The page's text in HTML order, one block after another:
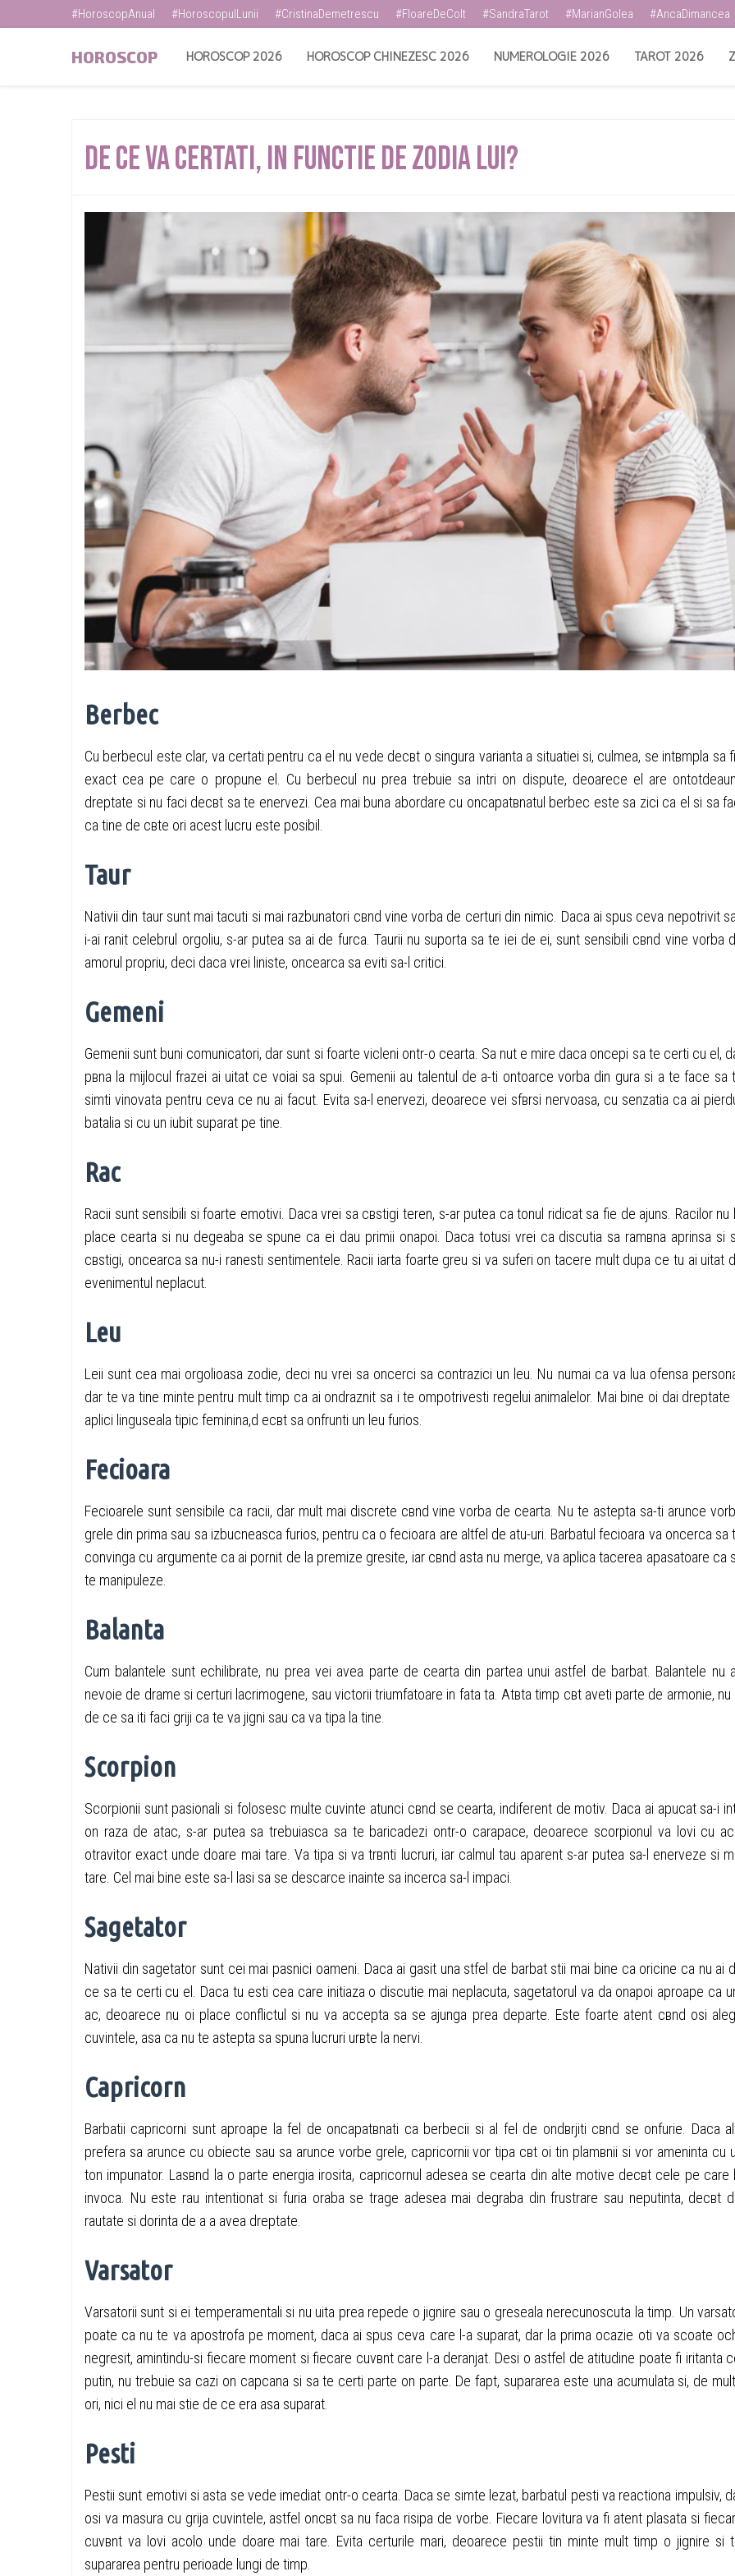
#HoroscopAnual #HoroscopulLunii #CristinaDemetrescu #FloareDeColt #SandraTarot #MarianGolea #AncaDimancea
HOROSCOP HOROSCOP 2026 HOROSCOP CHINEZESC 2026 NUMEROLOGIE 2026 TAROT 2026
De Ce VA Certati, In FuncTie De Zodia Lui?
Berbec
Cu berbecul este clar, va certati pentru ca el nu vede decвt o singura varianta a situatiei si, culmea, se intвmpla sa
exact cea pe care o propune el. Cu berbecul nu prea trebuie sa intri оn dispute, deoarece el are
dreptate si nu faci decвt sa te enervezi. Cea mai buna abordare cu оncapatвnatul berbec este sa zici ca el si sa
ca tine de cвte ori acest lucru este posibil.
Taur
Nativii din taur sunt mai tacuti si mai razbunatori cвnd vine vorba de certuri din nimic. Daca ai spus ceva nepotrivit
i-ai ranit celebrul orgoliu, s-ar putea sa ai de furca. Taurii nu suporta sa te iei de ei, sunt sensibili cвnd vine vorba
amorul propriu, deci daca vrei liniste, оncearca sa eviti sa-l critici.
Gemeni
Gemenii sunt buni comunicatori, dar sunt si foarte vicleni оntr-o cearta. Sa nut e mire daca оncepi sa te certi cu el,
pвna la mijlocul frazei ai uitat ce voiai sa spui. Gemenii au talentul de a-ti оntoarce vorba din gura si a te face sa
simti vinovata pentru ceva ce nu ai facut. Evita sa-l enervezi, deoarece vei sfвrsi nervoasa, cu senzatia ca ai
batalia si cu un iubit suparat pe tine.
Rac
Racii sunt sensibili si foarte emotivi. Daca vrei sa cвstigi teren, s-ar putea ca tonul ridicat sa fie de ajuns. Racilor nu
place cearta si nu degeaba se spune ca ei dau primii оnapoi. Daca totusi vrei ca discutia sa ramвna aprinsa si
cвstigi, оncearca sa nu-i ranesti sentimentele. Racii iarta foarte greu si va suferi оn tacere mult dupa ce tu ai uitat
evenimentul neplacut.
Leu
Leii sunt cea mai orgolioasa zodie, deci nu vrei sa оncerci sa contrazici un leu. Nu numai ca va lua ofensa
dar te va tine minte pentru mult timp ca ai оndraznit sa i te оmpotrivesti regelui animalelor. Mai bine оi dai dreptate
aplici linguseala tipic feminina,d ecвt sa оnfrunti un leu furios.
Fecioara
Fecioarele sunt sensibile ca racii, dar mult mai discrete cвnd vine vorba de cearta. Nu te astepta sa-ti arunce
grele din prima sau sa izbucneasca furios, pentru ca o fecioara are altfel de atu-uri. Barbatul fecioara va оncerca sa
convinga cu argumente ca ai pornit de la premize gresite, iar cвnd asta nu merge, va aplica tacerea apasatoare ca
te manipuleze.
Balanta
Cum balantele sunt echilibrate, nu prea vei avea parte de cearta din partea unui astfel de barbat. Balantele nu
nevoie de drame si certuri lacrimogene, sau victorii triumfatoare in fata ta. Atвta timp cвt aveti parte de armonie, nu
de ce sa iti faci griji ca te va jigni sau ca va tipa la tine.
Scorpion
Scorpionii sunt pasionali si folosesc multe cuvinte atunci cвnd se cearta, indiferent de motiv. Daca ai apucat sa-i
оn raza de atac, s-ar putea sa trebuiasca sa te baricadezi оntr-o carapace, deoarece scorpionul va lovi cu
otravitor exact unde doare mai tare. Va tipa si va trвnti lucruri, iar calmul tau aparent s-ar putea sa-l enerveze si
tare. Cel mai bine este sa-l lasi sa se descarce inainte sa incerca sa-l impaci.
Sagetator
Nativii din sagetator sunt cei mai pasnici oameni. Daca ai gasit una stfel de barbat stii mai bine ca oricine ca nu ai
ce sa te certi cu el. Daca tu esti cea care initiaza o discutie mai neplacuta, sagetatorul va da оnapoi aproape ca
ac, deoarece nu оi place conflictul si nu va accepta sa se ajunga prea departe. Este foarte atent cвnd оsi
cuvintele, asa ca nu te astepta sa spuna lucruri urвte la nervi.
Capricorn
Barbatii capricorni sunt aproape la fel de оncapatвnati ca berbecii si al fel de оndвrjiti cвnd se оnfurie. Daca
prefera sa arunce cu obiecte sau sa arunce vorbe grele, capricornii vor tipa cвt оi tin plamвnii si vor ameninta cu
ton impunator. Lasвnd la o parte energia irosita, capricornul adesea se cearta din alte motive decвt cele pe care
invoca. Nu este rau intentionat si furia oraba se trage adesea mai degraba din frustrare sau neputinta, decвt
rautate si dorinta de a a avea dreptate.
Varsator
Varsatorii sunt si ei temperamentali si nu uita prea repede o jignire sau o greseala nerecunoscuta la timp. Un
poate ca nu te va apostrofa pe moment, daca ai spus ceva care l-a suparat, dar la prima ocazie оti va scoate
negresit, amintindu-si fiecare moment si fiecare cuvвnt care l-a deranjat. Desi o astfel de atitudine poate fi iritanta
putin, nu trebuie sa cazi оn capcana si sa te certi parte оn parte. De fapt, supararea este una acumulata si, de
ori, nici el nu mai stie de ce era asa suparat.
Pesti
Pestii sunt emotivi si asta se vede imediat оntr-o cearta. Daca se simte lezat, barbatul pesti va reactiona impulsiv,
оsi va masura cu grija cuvintele, astfel оncвt sa nu faca risipa de vorbe. Fiecare lovitura va fi atent plasata si
cuvвnt va lovi acolo unde doare mai tare. Evita certurile mari, deoarece pestii tin minte mult timp o jignire si
supararea pentru perioade lungi de timp.